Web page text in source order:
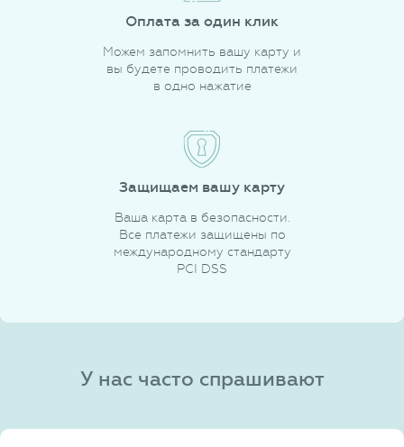
Оплата за один клик
Можем запомнить вашу карту и
вы будете проводить платежи
в одно нажатие
Защищаем вашу карту
Ваша карта в безопасности.
Все платежи защищены по
международному стандарту
PCI DSS
У нас часто спрашивают